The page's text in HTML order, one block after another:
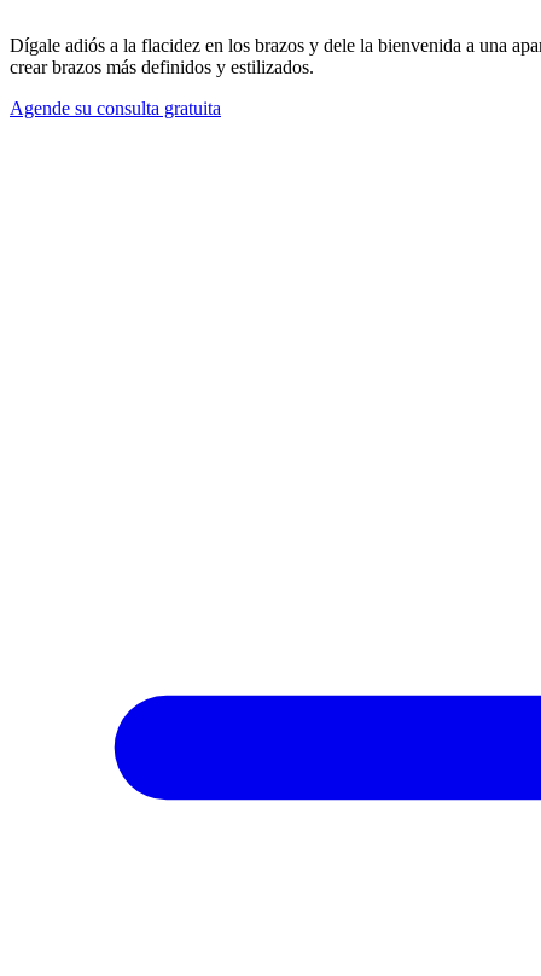
Dígale adiós a la flacidez en los brazos y dele la bienvenida a una
crear brazos más definidos y estilizados.
Agende su consulta gratuita